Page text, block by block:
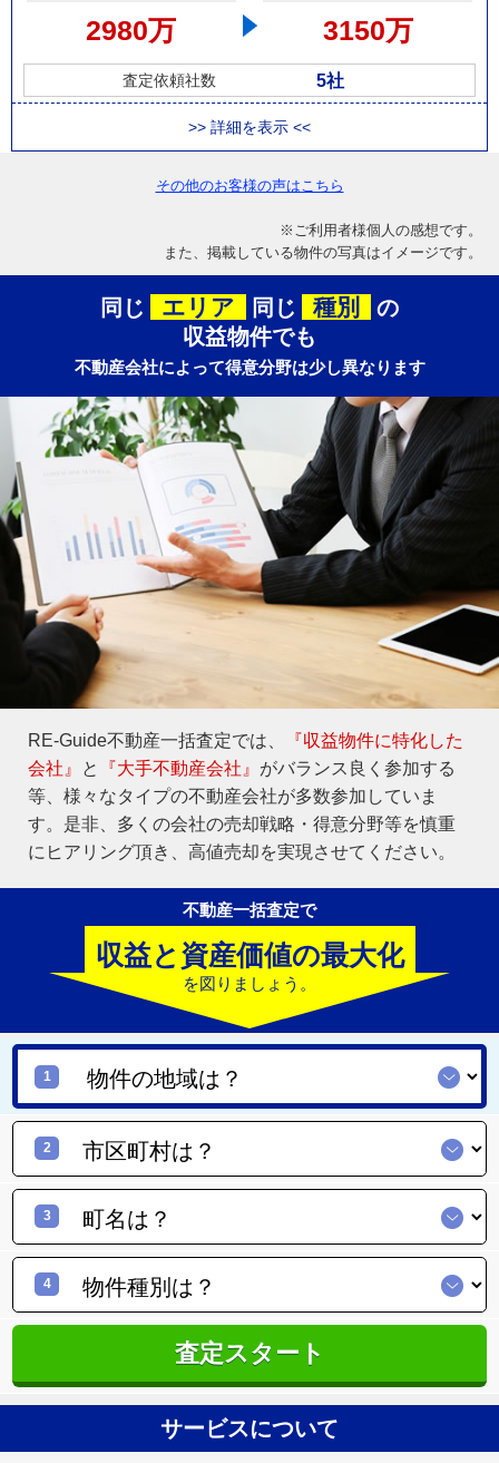
2980万 3150万
査定依頼社数 5社
>> 詳細を表示 <<
その他のお客様の声はこちら
※ご利用者様個人の感想です。
また、掲載している物件の写真はイメージです。
同じ エリア 同じ 種別
の
収益物件でも
不動産会社によって得意分野は少し異なります
RE-Guide不動産一括査定では、
『収益物件に特化した
会社』
と 『大手不動産会社』 がバランス良く参加する
等、様々なタイプの不動産会社が多数参加していま
す。是非、多くの会社の売却戦略・得意分野等を慎重
にヒアリング頂き、高値売却を実現させてください。
不動産一括査定で
収益と資産価値の最大化
を図りましょう。
1
2
3
4
査定スタート
サービスについて